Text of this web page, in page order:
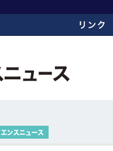
ンク